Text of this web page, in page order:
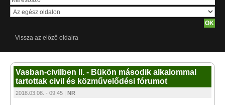
Vissza az előző oldalra
Vasban-civilben II. - Bükön második alkalommal
tartottak civil és közművelődési fórumot
2018.03.08. - 09:45 | NR